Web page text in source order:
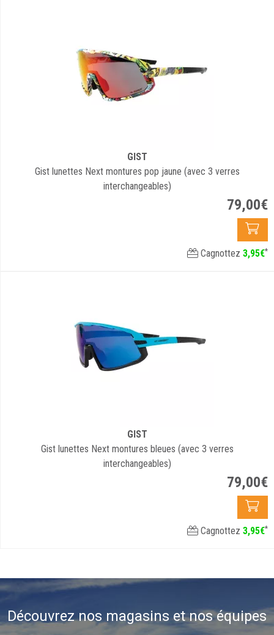
GIST
Gist lunettes Next montures pop jaune (avec 3 verres
interchangeables)
79,00€
Cagnottez 3,95€*
GIST
Gist lunettes Next montures bleues (avec 3 verres
interchangeables)
79,00€
Cagnottez 3,95€*
Découvrez nos magasins et nos équipes